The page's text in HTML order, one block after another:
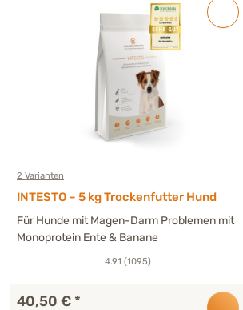
2 Varianten
INTESTO – 5 kg Trockenfutter Hund
Für Hunde mit Magen-Darm Problemen mit
Monoprotein Ente & Banane
4.91 (1095)
40,50 € *